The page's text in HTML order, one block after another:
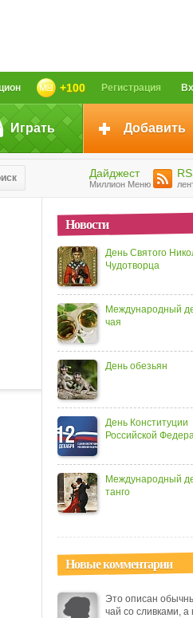
Регистрация
+100
Играть Добавить
Дайджест
Миллион Меню
Новости
День Святого
Чудотворца
Международный
чая
День обезьян
День Конституции
Российской
Международный
танго
Новые комментарии
Это описан
чай со сливками, а